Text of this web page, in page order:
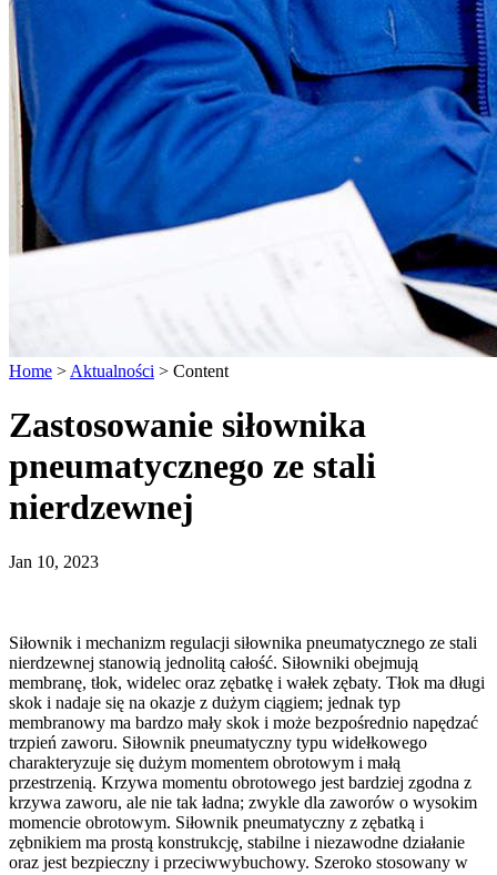
Home > Aktualności > Content
Zastosowanie siłownika
pneumatycznego ze stali
nierdzewnej
Jan 10, 2023
Siłownik i mechanizm regulacji siłownika pneumatycznego ze stali
nierdzewnej stanowią jednolitą całość. Siłowniki obejmują
membranę, tłok, widelec oraz zębatkę i wałek zębaty. Tłok ma długi
skok i nadaje się na okazje z dużym ciągiem; jednak typ
membranowy ma bardzo mały skok i może bezpośrednio napędzać
trzpień zaworu. Siłownik pneumatyczny typu widełkowego
charakteryzuje się dużym momentem obrotowym i małą
przestrzenią. Krzywa momentu obrotowego jest bardziej zgodna z
krzywa zaworu, ale nie tak ładna; zwykle dla zaworów o wysokim
momencie obrotowym. Siłownik pneumatyczny z zębatką i
zębnikiem ma prostą konstrukcję, stabilne i niezawodne działanie
oraz jest bezpieczny i przeciwwybuchowy. Szeroko stosowany w